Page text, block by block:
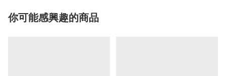
你可能感興趣的商品